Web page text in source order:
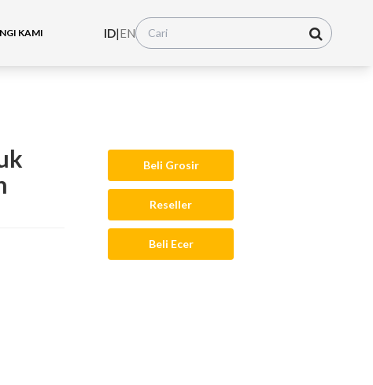
KAMI ID|EN
Beli Grosir
Reseller
Beli Ecer